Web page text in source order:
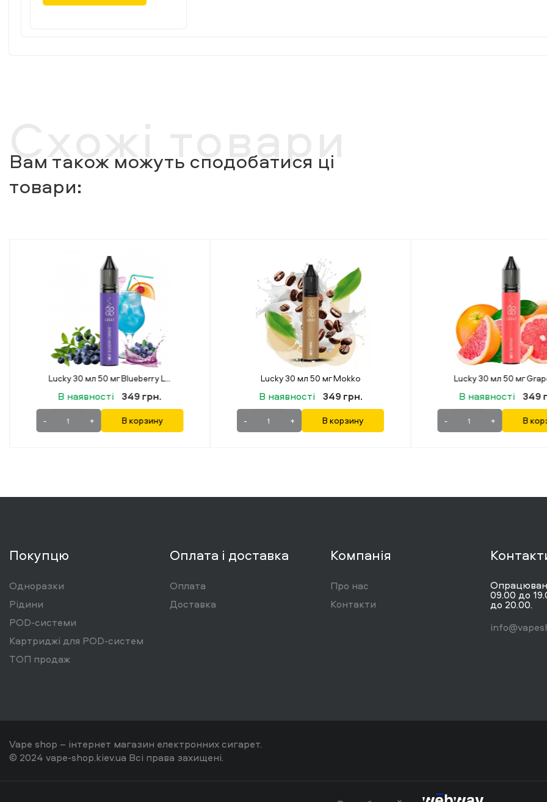
Схожі товари
Вам також можуть сподобатися ці
товари:
Lucky 30 мл 50 мг Mokko
В наявності 349 грн.
- + В корзину
Lucky 30 мл 50 мг Grapefruit
В наявності 349 грн.
- + В корзину
В наявності 219
- + В
Покупцю
Одноразки
Рідини
POD-системи
Картриджі для POD-систем
ТОП продаж
Оплата і доставка
Оплата
Доставка
Компанія
Про нас
Контакти
09.00 до
до 20.00.
Vape shop – інтернет магазин електронних сигарет.
© 2024 vape-shop.kiev.ua Всі права захищені.